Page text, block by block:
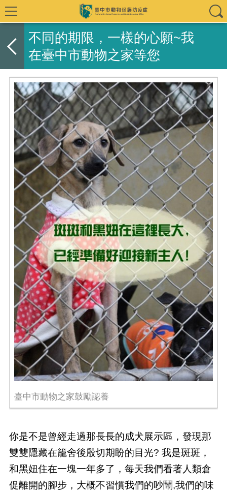
不同的期限，一樣的心願~我
在臺中市動物之家等您
臺中市動物之家鼓勵認養
你是不是曾經走過那長長的成犬展示區，發現那
雙雙隱藏在籠舍後殷切期盼的目光? 我是斑斑，
和黑妞住在一塊一年多了，每天我們看著人類倉
促離開的腳步，大概不習慣我們的吵鬧,我們的味